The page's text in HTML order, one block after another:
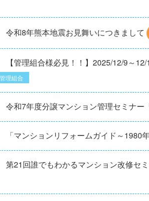
令和8年熊本地震お見舞いにつきまして
【管理組合様必見！！】2025/12/9～
管理組合
令和7年度分譲マンション管理セミナー
「マンションリフォームガイド～1980
第21回誰でもわかるマンション改修セ